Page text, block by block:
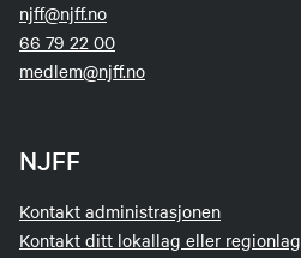
njff@njff.no
66 79 22 00
medlem@njff.no
NJFF
Kontakt administrasjonen
Kontakt ditt lokallag eller regionlag